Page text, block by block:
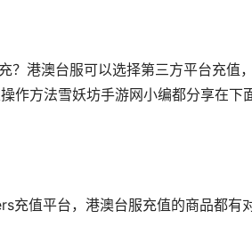
？港澳台服可以选择第三方平台充值
作方法雪妖坊手游网小编都分享在
充值平台，港澳台服充值的商品都有